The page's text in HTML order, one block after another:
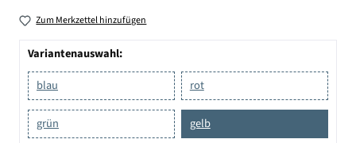
Zum Merkzettel hinzufügen
Variantenauswahl:
blau
rot
grün gelb